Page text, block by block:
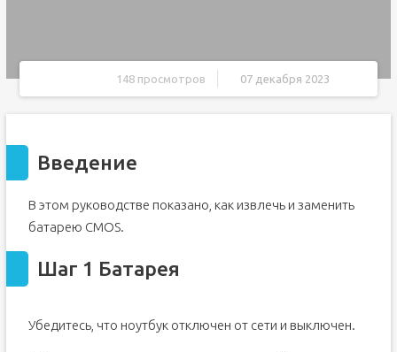
148 просмотров 07 декабря 2023
Введение
В этом руководстве показано, как извлечь и заменить
батарею CMOS.
Шаг 1 Батарея
Убедитесь, что ноутбук отключен от сети и выключен.